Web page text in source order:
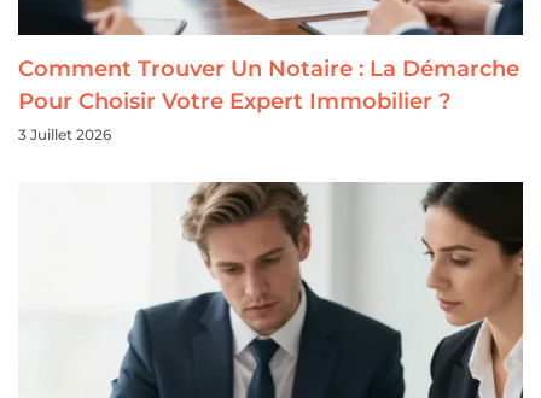
Comment Trouver Un Notaire : La Démarche
Pour Choisir Votre Expert Immobilier ?
3 Juillet 2026